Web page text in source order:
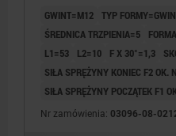
GWINT=M12 TYP
ŚREDNICA TRZPIENIA=5
L1=53
L2=10 F X 30°=1,3
SIŁA SPRĘŻYNY KONIEC F2 OK.
SIŁA SPRĘŻYNY POCZĄTEK F1
Nr zamówienia: 03096-08-